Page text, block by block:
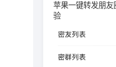
苹果一键转发朋
验